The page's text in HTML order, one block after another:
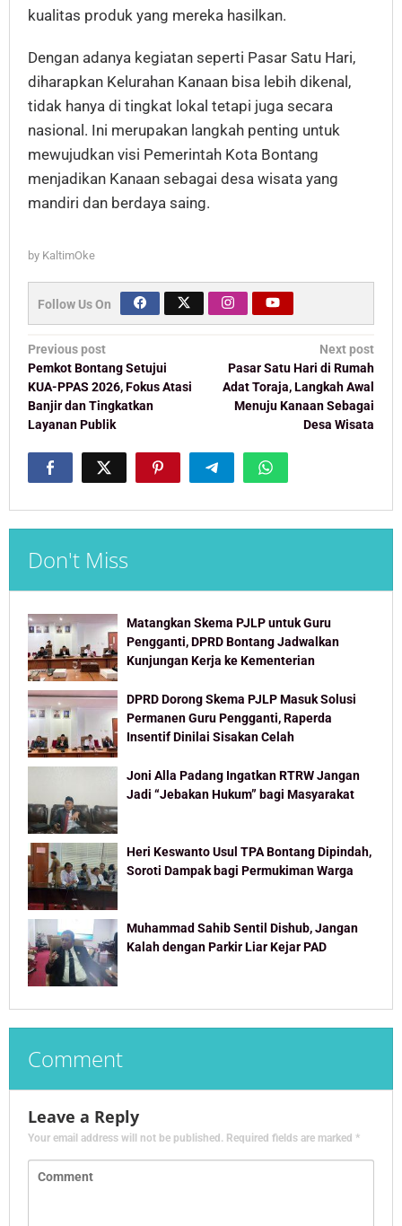
kualitas produk yang mereka hasilkan.
Dengan adanya kegiatan seperti Pasar Satu Hari,
diharapkan Kelurahan Kanaan bisa lebih dikenal,
tidak hanya di tingkat lokal tetapi juga secara
nasional. Ini merupakan langkah penting untuk
mewujudkan visi Pemerintah Kota Bontang
menjadikan Kanaan sebagai desa wisata yang
mandiri dan berdaya saing.
by KaltimOke
Follow Us On
Post
navigation
Previous post
Pemkot Bontang Setujui
KUA-PPAS 2026, Fokus Atasi
Banjir dan Tingkatkan
Layanan Publik
Next post
Pasar Satu Hari di Rumah
Adat Toraja, Langkah Awal
Menuju Kanaan Sebagai
Desa Wisata
Don't Miss
Matangkan Skema PJLP untuk Guru
Pengganti, DPRD Bontang Jadwalkan
Kunjungan Kerja ke Kementerian
DPRD Dorong Skema PJLP Masuk Solusi
Permanen Guru Pengganti, Raperda
Insentif Dinilai Sisakan Celah
Joni Alla Padang Ingatkan RTRW Jangan
Jadi “Jebakan Hukum” bagi Masyarakat
Heri Keswanto Usul TPA Bontang Dipindah,
Soroti Dampak bagi Permukiman Warga
Muhammad Sahib Sentil Dishub, Jangan
Kalah dengan Parkir Liar Kejar PAD
Comment
Leave a Reply
Your email address will not be published. Required fields are marked *